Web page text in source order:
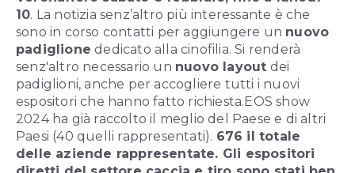
10. La notizia senz’altro più interessante è che
sono in corso contatti per aggiungere un nuovo
padiglione dedicato alla cinofilia. Si renderà
senz'altro necessario un nuovo layout dei
padiglioni, anche per accogliere tutti i nuovi
espositori che hanno fatto richiesta.EOS show
2024 ha già raccolto il meglio del Paese e di altri
Paesi (40 quelli rappresentati). 676 il totale
delle aziende rappresentate. Gli espositori